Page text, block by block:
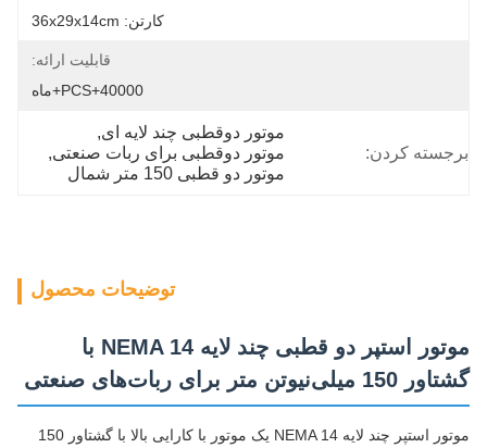
کارتن: 36x29x14cm
قابلیت ارائه:
40000+PCS+ماه
برجسته کردن:
موتور دوقطبی چند لایه ای,
موتور دوقطبی برای ربات صنعتی ,
موتور دو قطبی 150 متر شمال
توضیحات محصول
موتور استپر دو قطبی چند لایه NEMA 14 با
گشتاور 150 میلی‌نیوتن متر برای ربات‌های صنعتی
موتور استپر چند لایه NEMA 14 یک موتور با کارایی بالا با گشتاور 150